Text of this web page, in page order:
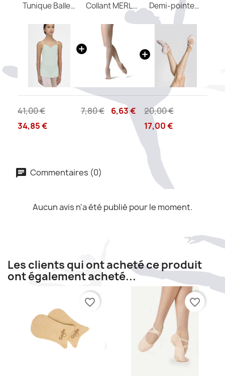
Tunique Ballerine WEAR MOI
41,00 €
34,85 €
Collant MERLET convertible enfant
7,80 € 6,63 €
Demi-pointes CERES M Wear Moi
20,00 €
17,00 €
Commentaires (0)
Aucun avis n'a été publié pour le moment.
Les clients qui ont acheté ce produit
ont également acheté...
favorite_border favorite_border